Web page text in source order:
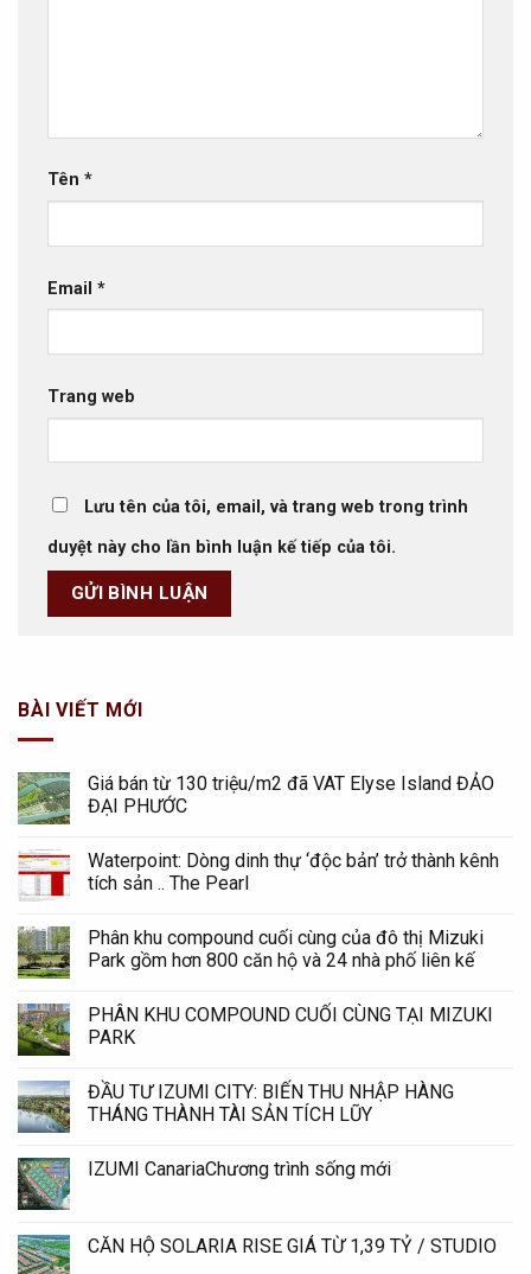
Tên *
Email *
Trang web
Lưu tên của tôi, email, và trang web trong trình
duyệt này cho lần bình luận kế tiếp của tôi.
BÀI VIẾT MỚI
Giá bán từ 130 triệu/m2 đã VAT Elyse Island ĐẢO
ĐẠI PHƯỚC
Waterpoint: Dòng dinh thự ‘độc bản’ trở thành kênh
tích sản .. The Pearl
Phân khu compound cuối cùng của đô thị Mizuki
Park gồm hơn 800 căn hộ và 24 nhà phố liên kế
PHÂN KHU COMPOUND CUỐI CÙNG TẠI MIZUKI
PARK
ĐẦU TƯ IZUMI CITY: BIẾN THU NHẬP HÀNG
THÁNG THÀNH TÀI SẢN TÍCH LŨY
IZUMI CanariaChương trình sống mới
CĂN HỘ SOLARIA RISE GIÁ TỪ 1,39 TỶ / STUDIO